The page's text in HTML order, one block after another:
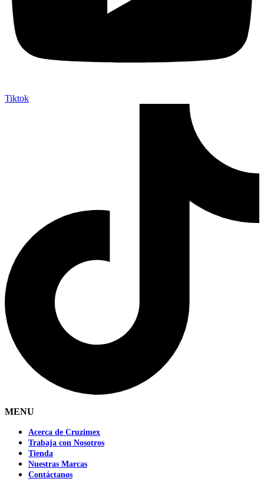
Tiktok
MENU
Acerca de Cruzimex
Trabaja con Nosotros
Tienda
Nuestras Marcas
Contáctanos